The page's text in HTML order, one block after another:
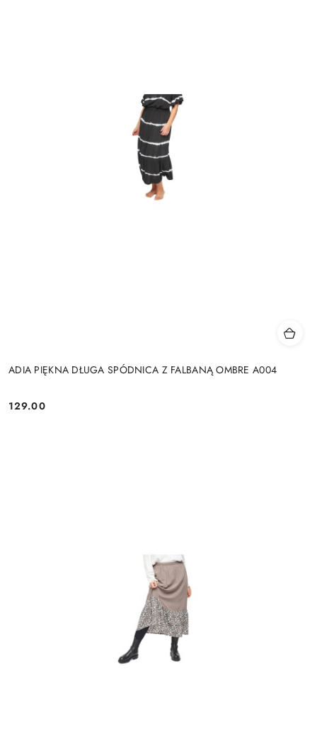
ADIA PIĘKNA DŁUGA SPÓDNICA Z FALBANĄ OMBRE A004
Cena:
129.00